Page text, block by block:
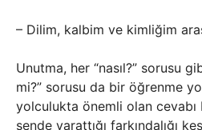
– Dilim, kalbim ve kimliğim
Unutma, her “nasıl?” sorusu
mi?” sorusu da bir öğrenme
yolculukta önemli olan cevabı
sende yarattığı farkındalığı